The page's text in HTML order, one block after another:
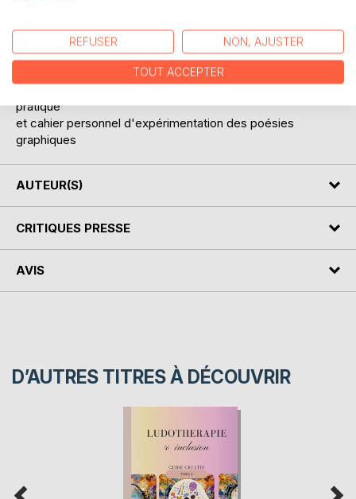
théories et applications
pratique
et cahier personnel d'expérimentation des poésies
graphiques
AUTEUR(S)
CRITIQUES PRESSE
AVIS
D’AUTRES TITRES À DÉCOUVRIR
REFUSER NON, AJUSTER
TOUT ACCEPTER